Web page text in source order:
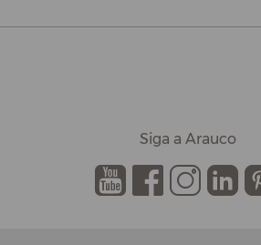
Siga a Arauco
. . . .